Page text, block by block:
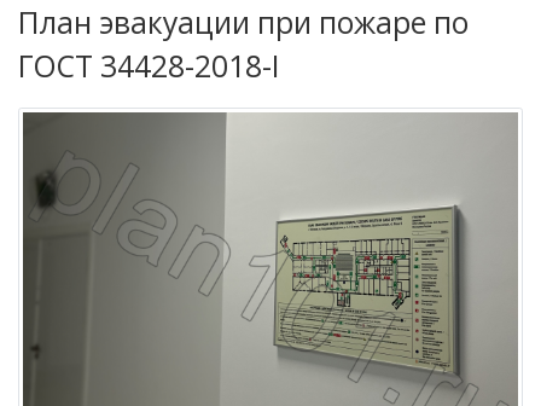
План эвакуации при пожаре по
ГОСТ 34428-2018-I